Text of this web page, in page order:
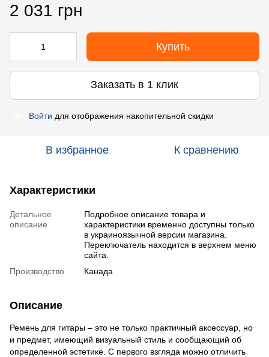
2 031 грн
Купить
Заказать в 1 клик
Войти для отображения накопительной скидки
В избранное К сравнению
Характеристики
Детальное
описание
Подробное описание товара и
характеристики временно доступны только
в украиноязычной версии магазина.
Переключатель находится в верхнем меню
сайта.
Производство
Канада
Описание
Ремень для гитары – это не только практичный аксессуар, но
и предмет, имеющий визуальный стиль и сообщающий об
определенной эстетике. С первого взгляда можно отличить